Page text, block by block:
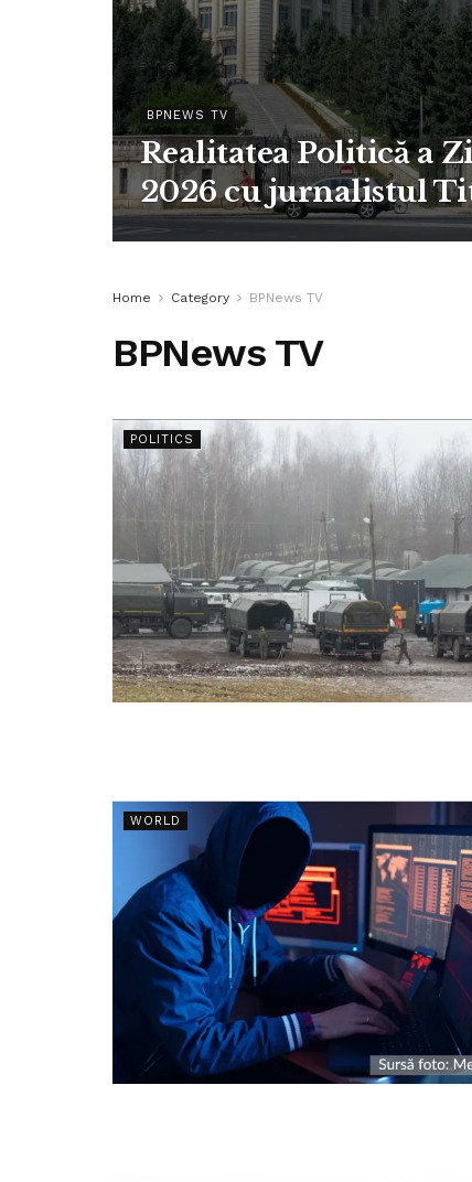
BPNEWS TV
Realitatea Politică a
2026 cu jurnalistul
Home Category BPNews TV
BPNews TV
POLITICS
WORLD